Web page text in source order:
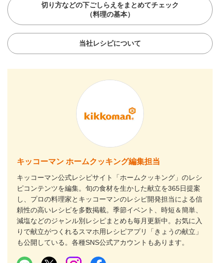
切り方などの下ごしらえをまとめてチェック
（料理の基本）
当社レシピについて
キッコーマン ホームクッキング編集担当
キッコーマン公式レシピサイト「ホームクッキング」のレシ
ピコンテンツを編集。旬の食材を生かした献立を365日提案
し、プロの料理家とキッコーマンのレシピ開発担当による信
頼性の高いレシピを多数掲載。季節イベント、時短＆簡単、
減塩などのジャンル別レシピまとめも毎月更新中。お気に入
りで献立がつくれるスマホ用レシピアプリ「きょうの献立」
も公開している。各種SNS公式アカウントもあります。